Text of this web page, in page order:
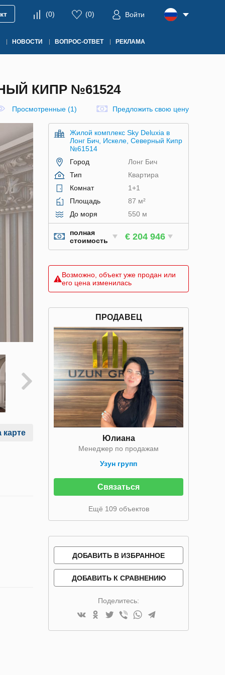
(0) (0) Войти
НОВОСТИ ВОПРОС-ОТВЕТ РЕКЛАМА
КИПР №61524
Просмотренные (1) Предложить свою цену
карте
Жилой комплекс Sky Deluxia в
Лонг Бич, Искеле, Северный Кипр
№61514
Город
Лонг Бич
Тип
Квартира
Комнат
1+1
Площадь
87 м²
До моря
550 м
полная
стоимость
€ 204 946
Возможно, объект уже продан или
его цена изменилась
ПРОДАВЕЦ
Юлиана
Менеджер по продажам
Узун групп
Связаться
Ещё 109 объектов
ДОБАВИТЬ В ИЗБРАННОЕ
ДОБАВИТЬ К СРАВНЕНИЮ
Поделитесь: